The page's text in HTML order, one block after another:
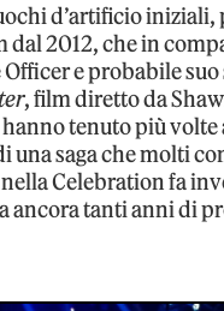
d’artificio
dal 2012, che in
e probabile
, film diretto da
hanno tenuto più
una saga che molti
Celebration fa
ancora tanti anni di